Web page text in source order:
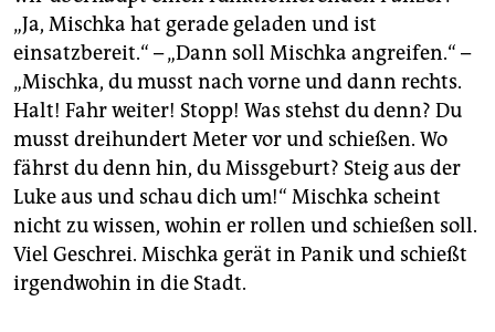
„Ja, Mischka hat gerade geladen und ist
einsatzbereit.“ – „Dann soll Mischka angreifen.“ –
„Mischka, du musst nach vorne und dann rechts.
Halt! Fahr weiter! Stopp! Was stehst du denn? Du
musst dreihundert Meter vor und schießen. Wo
fährst du denn hin, du Missgeburt? Steig aus der
Luke aus und schau dich um!“ Mischka scheint
nicht zu wissen, wohin er rollen und schießen soll.
Viel Geschrei. Mischka gerät in Panik und schießt
irgendwohin in die Stadt.